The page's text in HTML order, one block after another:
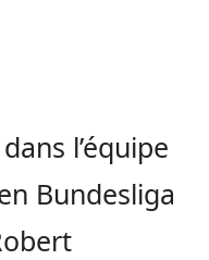
l’équipe
Bundesliga